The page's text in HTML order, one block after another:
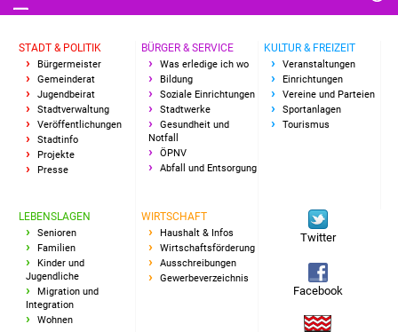
STADT & POLITIK
Bürgermeister
Gemeinderat
Jugendbeirat
Stadtverwaltung
Veröffentlichungen
Stadtinfo
Projekte
Presse
BÜRGER & SERVICE
Was erledige ich wo
Bildung
Soziale Einrichtungen
Stadtwerke
Gesundheit und
Notfall
ÖPNV
Abfall und Entsorgung
KULTUR & FREIZEIT
Veranstaltungen
Einrichtungen
Vereine und Parteien
Sportanlagen
Tourismus
LEBENSLAGEN
Senioren
Familien
Kinder und
Jugendliche
Migration und
Integration
Wohnen
WIRTSCHAFT
Haushalt & Infos
Wirtschaftsförderung
Ausschreibungen
Gewerbeverzeichnis
Twitter
Facebook